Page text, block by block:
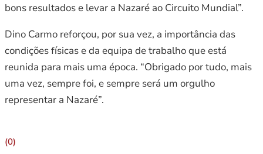
bons resultados e levar a Nazaré ao Circuito Mundial”.
Dino Carmo reforçou, por sua vez, a importância das
condições físicas e da equipa de trabalho que está
reunida para mais uma época. “Obrigado por tudo, mais
uma vez, sempre foi, e sempre será um orgulho
representar a Nazaré”.
(0)